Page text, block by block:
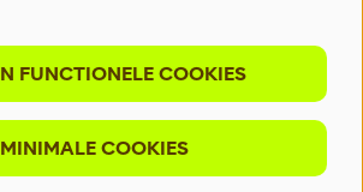
aan voor onze nieuwsbrief
INSCHRIJVEN
FUNCTIONELE COOKIES
MINIMALE COOKIES